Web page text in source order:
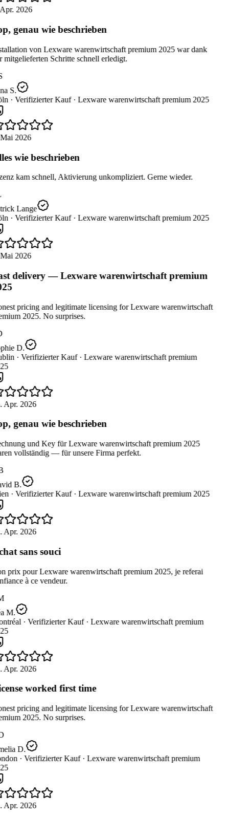
2026
genau wie beschrieben
von Lexware warenwirtschaft premium 2025 war dank
mitgelieferten Schritte schnell erledigt.
S.
· Verifizierter Kauf · Lexware warenwirtschaft premium 2025
2026
wie beschrieben
kam schnell, Aktivierung unkompliziert. Gerne wieder.
Lange
· Verifizierter Kauf · Lexware warenwirtschaft premium 2025
2026
delivery — Lexware warenwirtschaft premium
pricing and legitimate licensing for Lexware warenwirtschaft
2025. No surprises.
D.
· Verifizierter Kauf · Lexware warenwirtschaft premium
Apr. 2026
genau wie beschrieben
und Key für Lexware warenwirtschaft premium 2025
vollständig — für unsere Firma perfekt.
B.
· Verifizierter Kauf · Lexware warenwirtschaft premium 2025
Apr. 2026
sans souci
prix pour Lexware warenwirtschaft premium 2025, je referai
à ce vendeur.
M.
· Verifizierter Kauf · Lexware warenwirtschaft premium
Apr. 2026
worked first time
pricing and legitimate licensing for Lexware warenwirtschaft
2025. No surprises.
D.
· Verifizierter Kauf · Lexware warenwirtschaft premium
Apr. 2026